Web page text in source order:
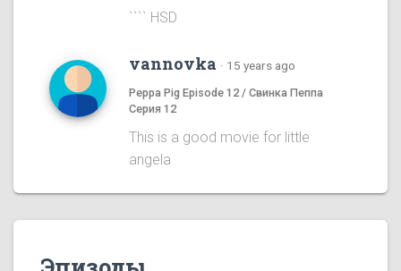
```` HSD
vannovka · 15 years ago
Peppa Pig Episode 12 / Свинка Пеппа
Серия 12
This is a good movie for little
angela